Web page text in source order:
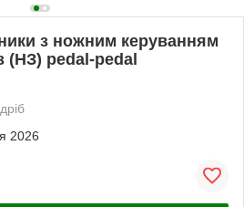
з ножним керуванням
(НЗ) pedal-pedal
2026